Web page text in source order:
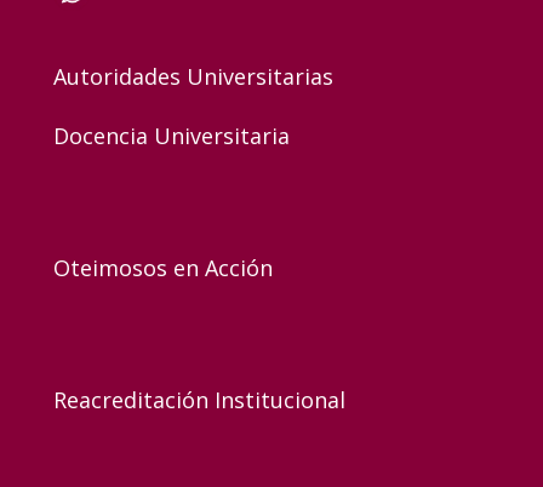
Autoridades Universitarias
Docencia Universitaria
Oteimosos en Acción
Reacreditación Institucional